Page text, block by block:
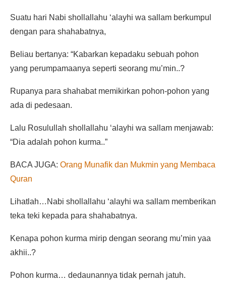
Suatu hari Nabi shollallahu ‘alayhi wa sallam berkumpul
dengan para shahabatnya,
Beliau bertanya: “Kabarkan kepadaku sebuah pohon
yang perumpamaanya seperti seorang mu’min..?
Rupanya para shahabat memikirkan pohon-pohon yang
ada di pedesaan.
Lalu Rosulullah shollallahu ‘alayhi wa sallam menjawab:
“Dia adalah pohon kurma..”
BACA JUGA: Orang Munafik dan Mukmin yang Membaca
Quran
Lihatlah…Nabi shollallahu ‘alayhi wa sallam memberikan
teka teki kepada para shahabatnya.
Kenapa pohon kurma mirip dengan seorang mu’min yaa
akhii..?
Pohon kurma… dedaunannya tidak pernah jatuh.